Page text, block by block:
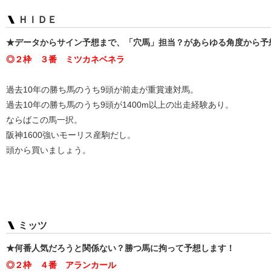
ＨＩＤＥ
★データからサイン予想まで、「穴馬」担当？があらゆる角度から予
◎２枠 ３番 ミツカネベネラ
過去10年の勝ち馬のうち9頭が前走が重賞連対馬。
過去10年の勝ち馬のうち9頭が1400m以上の出走経験あり。
ならばこの馬一択。
阪神1600強いモーリス産駒だし。
頭から買いましょう。
ミッツ
★何番人気だろうと関係ない？勝つ馬に拘って予想します！
◎２枠 ４番 アランカール